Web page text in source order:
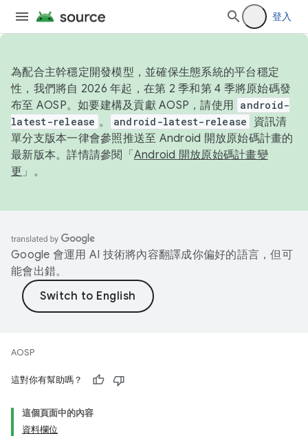
登入
為配合主幹穩定開發模型，並確保生態系統的平台穩定
性，我們將自 2026 年起，在第 2 季和第 4 季將原始碼發
布至 AOSP。如要建構及貢獻 AOSP，請使用 android-
latest-release 。 android-latest-release
資訊清
單分支版本一律會參照推送至 Android 開放原始碼計畫的
最新版本。詳情請參閱「 Android 開放原始碼計畫變
更 」。
Google 會運用 AI 技術將內容翻譯成你偏好的語言，但可
能會出錯。
AOSP
這對你有幫助嗎？
這個頁面中的內容
資料欄位